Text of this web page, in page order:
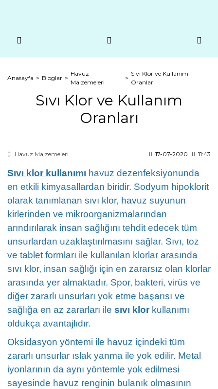
Anasayfa Bloglar
Havuz
Malzemeleri
Sıvı Klor ve Kullanım
Oranları
Sıvı Klor ve Kullanım
Oranları
Havuz Malzemeleri 17-07-2020 11:43
Sıvı klor kullanımı havuz dezenfeksiyonunda
en etkili kimyasallardan biridir. Sodyum hipoklorit
olarak tanımlanan sıvı klor, havuz suyunun
kirlerinden ve mikroorganizmalarından
arındırılarak insan sağlığını tehdit edecek tüm
unsurlardan uzaklaştırılmasını sağlar. Sıvı, toz
ve tablet formları ile kullanılan klorlar arasında
sıvı klor, insan sağlığı için en zararsız olan klorlar
arasında yer almaktadır. Spor, bakteri, virüs ve
diğer zararlı unsurları yok etme başarısı ve
sağlığa en az zararları ile sıvı klorkullanımı
oldukça avantajlıdır.
Oksidasyon yöntemi ile havuz içindeki tüm
zararlı unsurlar ıslak yanma ile yok edilir. Metal
iyonlarının da aynı yöntemle yok edilmesi
sayesinde havuz renginin bulanık olmasının